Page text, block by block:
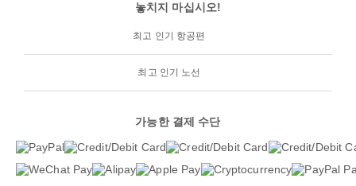
놓치지 마십시오!
최고 인기 항공편
최고 인기 노선
가능한 결제 수단